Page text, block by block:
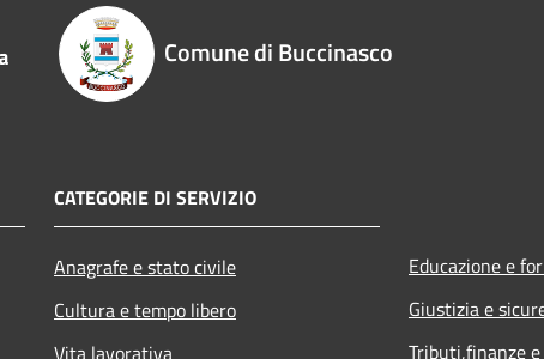
Comune di Buccinasco
CATEGORIE DI SERVIZIO
Anagrafe e stato civile
Cultura e tempo libero
Educazione e
Giustizia e
Tributi,finanze